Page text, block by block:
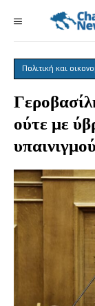
Πολιτική και
ούτε με